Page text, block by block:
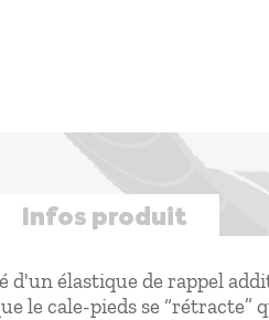
Infos produit
d'un élastique de rappel
le cale-pieds se “rétracte”